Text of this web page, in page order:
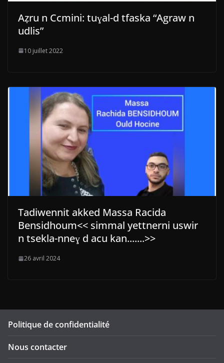
Aẓru n Ccmini: tuɣal-d tfaska “Agraw n
udlis”
10 juillet 2022
Tadiwennit akked Massa Racida
Bensidhoum<< simmal yettnerni uswir
n tsekla-nneɣ d acu kan.......>>
26 avril 2024
Politique de confidentialité
Nous contacter